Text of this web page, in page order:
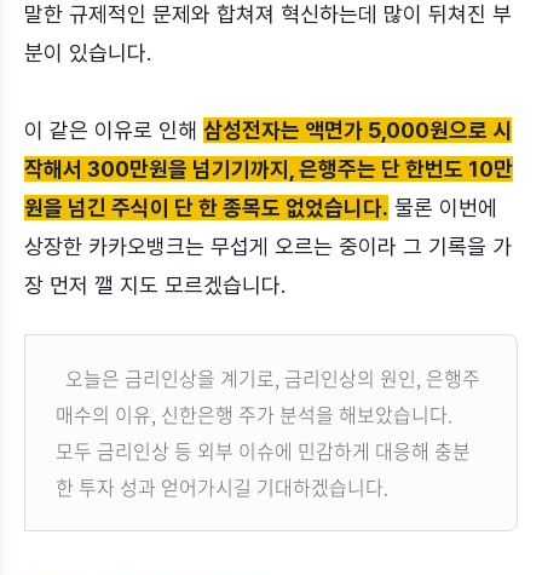
말한 규제적인 문제와 합쳐져 혁신하는데 많이 뒤쳐진 부
분이 있습니다.
이 같은 이유로 인해 삼성전자는 액면가 5,000원으로 시
작해서 300만원을 넘기기까지, 은행주는 단 한번도 10만
원을 넘긴 주식이 단 한 종목도 없었습니다. 물론 이번에
상장한 카카오뱅크는 무섭게 오르는 중이라 그 기록을 가
장 먼저 깰 지도 모르겠습니다.
오늘은 금리인상을 계기로, 금리인상의 원인, 은행주
매수의 이유, 신한은행 주가 분석을 해보았습니다.
모두 금리인상 등 외부 이슈에 민감하게 대응해 충분
한 투자 성과 얻어가시길 기대하겠습니다.